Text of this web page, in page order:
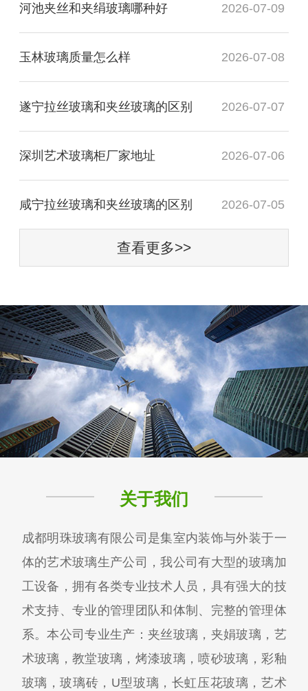
河池夹丝和夹绢玻璃哪种好 2026-07-09
玉林玻璃质量怎么样 2026-07-08
遂宁拉丝玻璃和夹丝玻璃的区别 2026-07-07
深圳艺术玻璃柜厂家地址 2026-07-06
咸宁拉丝玻璃和夹丝玻璃的区别 2026-07-05
查看更多>>
关于我们
成都明珠玻璃有限公司是集室内装饰与外装于一
体的艺术玻璃生产公司，我公司有大型的玻璃加
工设备，拥有各类专业技术人员，具有强大的技
术支持、专业的管理团队和体制、完整的管理体
系。本公司专业生产：夹丝玻璃，夹娟玻璃，艺
术玻璃，教堂玻璃，烤漆玻璃，喷砂玻璃，彩釉
玻璃，玻璃砖，U型玻璃，长虹压花玻璃，艺术